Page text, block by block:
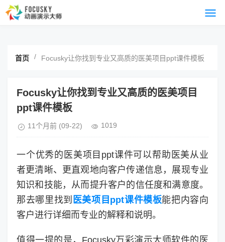
首页 / Focusky让你找到专业又高质的医美项目ppt课件模板
Focusky让你找到专业又高质的医美项目
ppt课件模板
11个月前 (09-22) 1019
一个优秀的医美项目ppt课件可以帮助医美从业
者更清晰、更直观地向客户传递信息，展现专业
知识和技能，从而提升客户的信任度和满意度。
那去哪里找到 医美项目ppt课件模板能把内容向
客户进行详细而专业的解释和说明。
值得一提的是，Focusky万彩演示大师软件的医